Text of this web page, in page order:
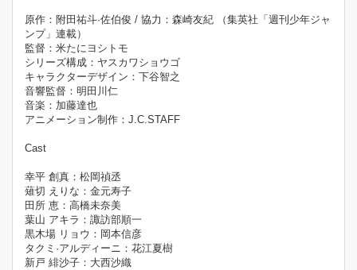
原作：附田祐斗·佐伯俊 / 協力：森崎友紀 （集英社「週刊少年ジャ
ンプ」連載）
監督：米たにヨシトモ
シリーズ構成：ヤスカワショウゴ
キャラクターデザイン：下谷智之
音響監督：明田川仁
音楽：加藤達也
アニメーション制作：J.C.STAFF
Cast
幸平 創真：松岡禎丞
薙切 えりな：金元寿子
田所 恵：高橋未奈美
葉山 アキラ：諏訪部順一
黒木場 リョウ：岡本信彦
タクミ·アルディーニ：花江夏樹
新戸 緋沙子：大西沙織